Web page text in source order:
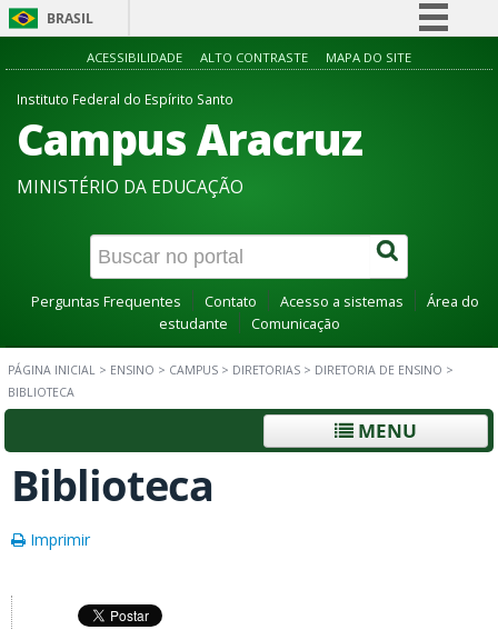
BRASIL
Simplifique!
Acesso à informação
Canais
ACESSIBILIDADE ALTO CONTRASTE MAPA DO SITE
Instituto Federal do Espírito Santo
Campus Aracruz
MINISTÉRIO DA EDUCAÇÃO
Perguntas Frequentes Contato Acesso a sistemas
Área do
estudante
Comunicação
PÁGINA INICIAL > ENSINO > CAMPUS > DIRETORIAS > DIRETORIA DE ENSINO >
BIBLIOTECA
MENU
Biblioteca
Imprimir